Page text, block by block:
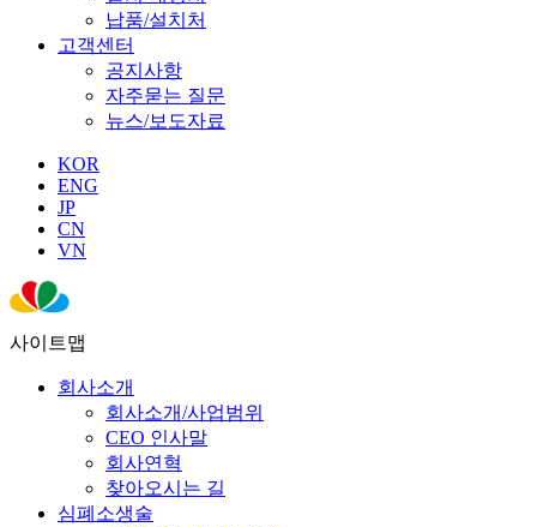
납품/설치처
고객센터
공지사항
자주묻는 질문
뉴스/보도자료
KOR
ENG
JP
CN
VN
사이트맵
회사소개
회사소개/사업범위
CEO 인사말
회사연혁
찾아오시는 길
심폐소생술